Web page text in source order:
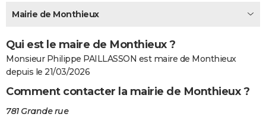
S'inscrire
Se connecter
Lycées
Collèges
Primaires
Universités
Entreprises
Service militaire
Avis de recherche
AVIS DE DÉCÈS
FORUM
Bricolage
Lifestyle
Culture
Sport
Auto
Television
Voyage
Cinema
Mairie de Monthieux
Qui est le maire de Monthieux ?
Monsieur Philippe PAILLASSON est maire de Monthieux
depuis le 21/03/2026
Comment contacter la mairie de Monthieux ?
781 Grande rue